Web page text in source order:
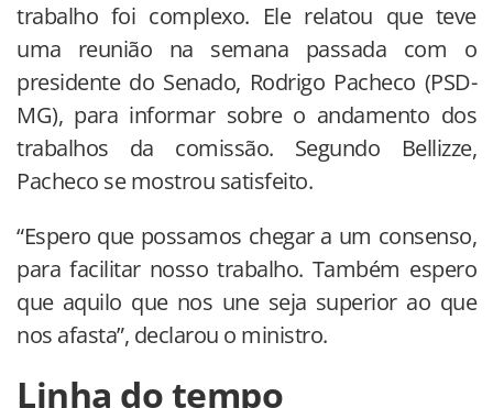
trabalho foi complexo. Ele relatou que teve
uma reunião na semana passada com o
presidente do Senado, Rodrigo Pacheco (PSD-
MG), para informar sobre o andamento dos
trabalhos da comissão. Segundo Bellizze,
Pacheco se mostrou satisfeito.
“Espero que possamos chegar a um consenso,
para facilitar nosso trabalho. Também espero
que aquilo que nos une seja superior ao que
nos afasta”, declarou o ministro.
Linha do tempo